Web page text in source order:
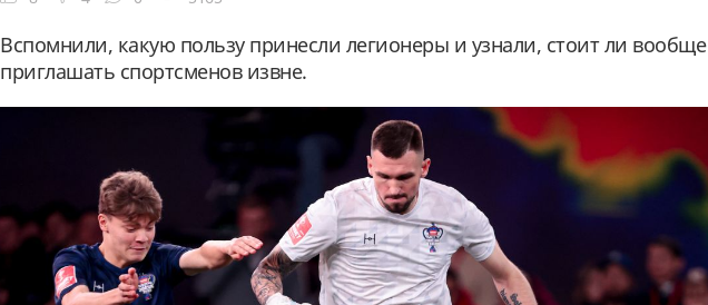
Вспомнили, какую пользу принесли легионеры и узнали, стоит ли вообще
приглашать спортсменов извне.